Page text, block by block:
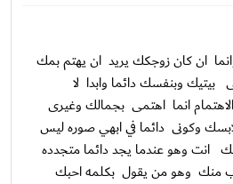
ان كان زوجكك يريد ان يهتم بمك
بيتيك وبنفسك دائما وابدا لا
انما اهتمى بجمالك وغيرى
وكونى دائما في ابهي صوره ليس
انت وهو عندما يجد دائما متجدده
منك وهو من يقول بكلمه احبك